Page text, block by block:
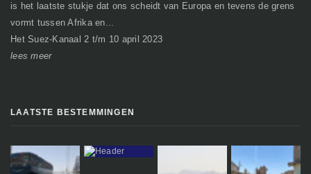
is het laatste stukje dat ons scheidt van Europa en tevens de grens
vormt tussen Afrika en...
Het Suez-Kanaal 2 t/m 10 april 2023
lees meer
LAATSTE BESTEMMINGEN